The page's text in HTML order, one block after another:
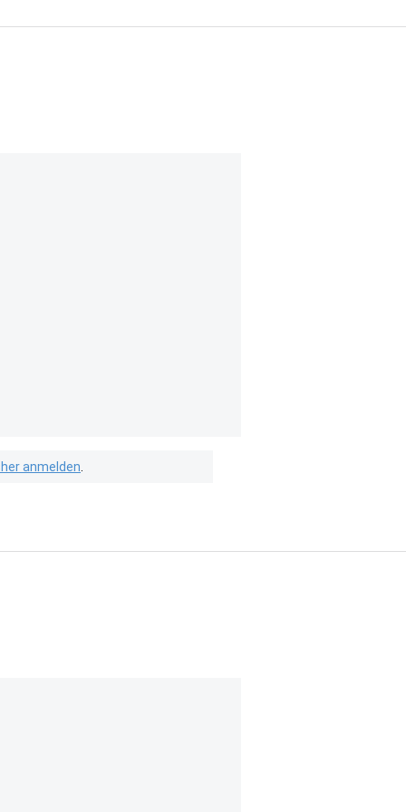
anmelden